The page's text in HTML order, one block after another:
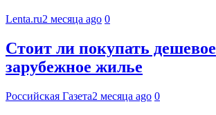
Lenta.ru2 месяца ago 0
Стоит ли покупать дешевое
зарубежное жилье
Российская Газета2 месяца ago 0